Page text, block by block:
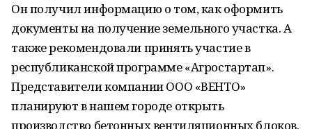
Он получил информацию о том, как оформить
документы на получение земельного участка. А
также рекомендовали принять участие в
республиканской программе «Агростартап».
Представители компании ООО «ВЕНТО»
планируют в нашем городе открыть
производство бетонных вентиляционных блоков.